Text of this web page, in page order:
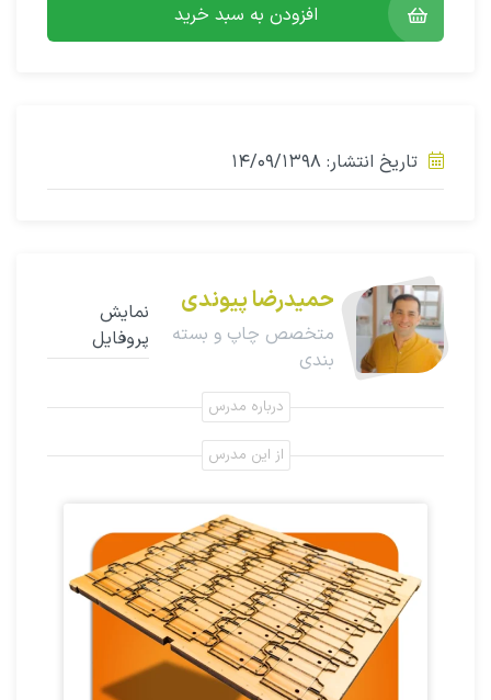
افزودن به سبد خرید
تاریخ انتشار: ۱۴/۰۹/۱۳۹۸
حمیدرضا پیوندی
متخصص چاپ و بسته
بندی
نمایش
پروفایل
درباره مدرس
از این مدرس